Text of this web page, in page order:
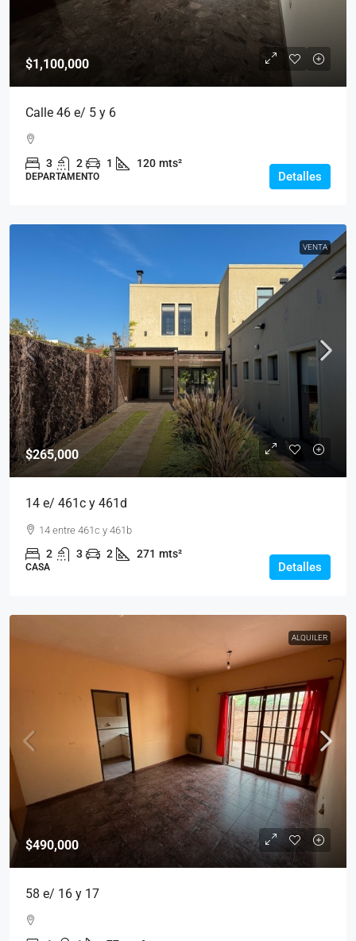
$1,100,000
Calle 46 e/ 5 y 6
3 2 1 120 mts²
DEPARTAMENTO Detalles
VENTA
$265,000
14 e/ 461c y 461d
14 entre 461c y 461b
2 3 2 271 mts²
CASA Detalles
ALQUILER
$490,000
58 e/ 16 y 17